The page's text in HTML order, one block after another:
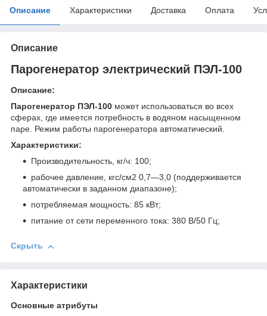
Описание Характеристики Доставка Оплата
Описание
Парогенератор электрический ПЭЛ-100
Описание:
Парогенератор ПЭЛ-100 может использоваться во всех
сферах, где имеется потребность в водяном насыщенном
паре. Режим работы парогенератора автоматический.
Характеристики:
Производительность, кг/ч: 100;
рабочее давление, кгс/см2 0,7—3,0 (поддерживается
автоматически в заданном диапазоне);
потребляемая мощность: 85 кВт;
питание от сети переменного тока: 380 В/50 Гц;
Скрыть
Характеристики
Основные атрибуты